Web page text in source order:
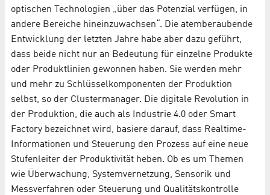
optischen Technologien „über das Potenzial verfügen, in
andere Bereiche hineinzuwachsen“. Die atemberaubende
Entwicklung der letzten Jahre habe aber dazu geführt,
dass beide nicht nur an Bedeutung für einzelne Produkte
oder Produktlinien gewonnen haben. Sie werden mehr
und mehr zu Schlüsselkomponenten der Produktion
selbst, so der Clustermanager. Die digitale Revolution in
der Produktion, die auch als Industrie 4.0 oder Smart
Factory bezeichnet wird, basiere darauf, dass Realtime-
Informationen und Steuerung den Prozess auf eine neue
Stufenleiter der Produktivität heben. Ob es um Themen
wie Überwachung, Systemvernetzung, Sensorik und
Messverfahren oder Steuerung und Qualitätskontrolle